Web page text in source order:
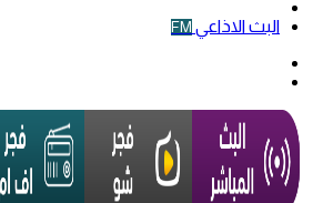
البث الاذاعي FM